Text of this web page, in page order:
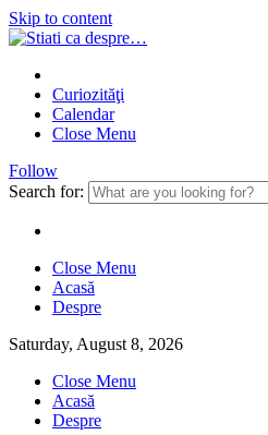
Skip to content
Curiozităţi
Calendar
Close Menu
Follow
Search for:
Close Menu
Acasă
Despre
Saturday, August 8, 2026
Close Menu
Acasă
Despre